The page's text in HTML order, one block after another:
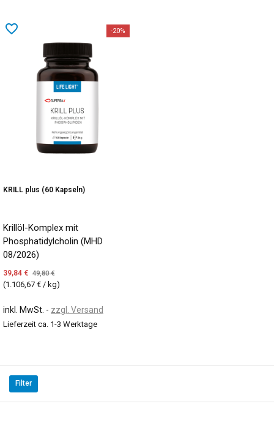
-20%
KRILL plus (60 Kapseln)
Krillöl-Komplex mit
Phosphatidylcholin (MHD
08/2026)
39,84 € 49,80 €
(1.106,67 € / kg)
inkl. MwSt. zzgl. Versand
Lieferzeit ca. 1-3 Werktage
favorite_border
Filter